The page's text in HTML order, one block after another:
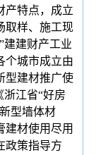
产特点，成立
取样、施工现
建建财产工业
个城市成立由
型建材推广使
浙江省“好房
型墙体材
建材使用尽用
政策指导方